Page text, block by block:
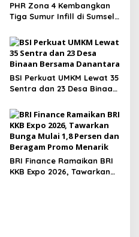
PHR Zona 4 Kembangkan
Tiga Sumur Infill di Sumsel,
Produksi Minyak 1.400 BOPD
BSI Perkuat UMKM Lewat 35
Sentra dan 23 Desa Binaan
BRI Finance Ramaikan BRI
KKB Expo 2026, Tawarkan